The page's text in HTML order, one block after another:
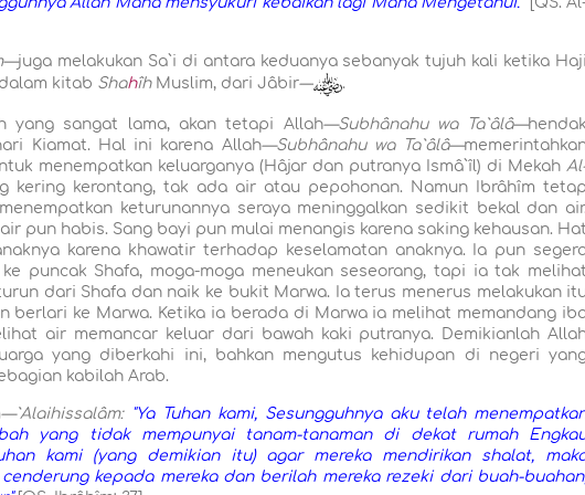
juga melakukan Sa`i di antara keduanya sebanyak tujuh kali ketika Haji
kitab Shahîh Muslim, dari Jâbir— .
yang sangat lama, akan tetapi Allah—Subhânahu wa Ta`âlâ—hendak
Kiamat. Hal ini karena Allah—Subhânahu wa Ta`âlâ—
menempatkan keluarganya (Hâjar dan putranya Ismâ`îl) di Mekah
kering kerontang, tak ada air atau pepohonan. Namun Ibrâhîm tetap
keturunannya seraya meninggalkan sedikit bekal dan air.
pun habis. Sang bayi pun mulai menangis karena saking kehausan. Hat
karena khawatir terhadap keselamatan anaknya. Ia pun
puncak Shafa, moga-moga meneukan seseorang, tapi ia tak melihat
dari Shafa dan naik ke bukit Marwa. Ia terus menerus melakukan
berlari ke Marwa. Ketika ia berada di Marwa ia melihat memandang
air memancar keluar dari bawah kaki putranya. Demikianlah
yang diberkahi ini, bahkan mengutus kehidupan di negeri
kabilah Arab.
—`Alaihissalâm: "Ya Tuhan kami, Sesungguhnya aku telah
yang tidak mempunyai tanam-tanaman di dekat rumah
kami (yang demikian itu) agar mereka mendirikan shalat,
kepada mereka dan berilah mereka rezeki dari buah-